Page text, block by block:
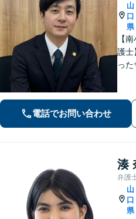
山
口
県
【
護士
った
実
の
電話でお問い合わせ
湊
弁護
山
口
県